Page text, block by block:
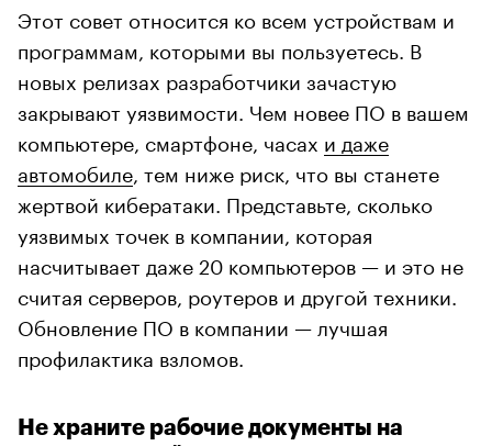
Этот совет относится ко всем устройствам и
программам, которыми вы пользуетесь. В
новых релизах разработчики зачастую
закрывают уязвимости. Чем новее ПО в вашем
компьютере, смартфоне, часах и даже
автомобиле , тем ниже риск, что вы станете
жертвой кибератаки. Представьте, сколько
уязвимых точек в компании, которая
насчитывает даже 20 компьютеров — и это не
считая серверов, роутеров и другой техники.
Обновление ПО в компании — лучшая
профилактика взломов.
Не храните рабочие документы на